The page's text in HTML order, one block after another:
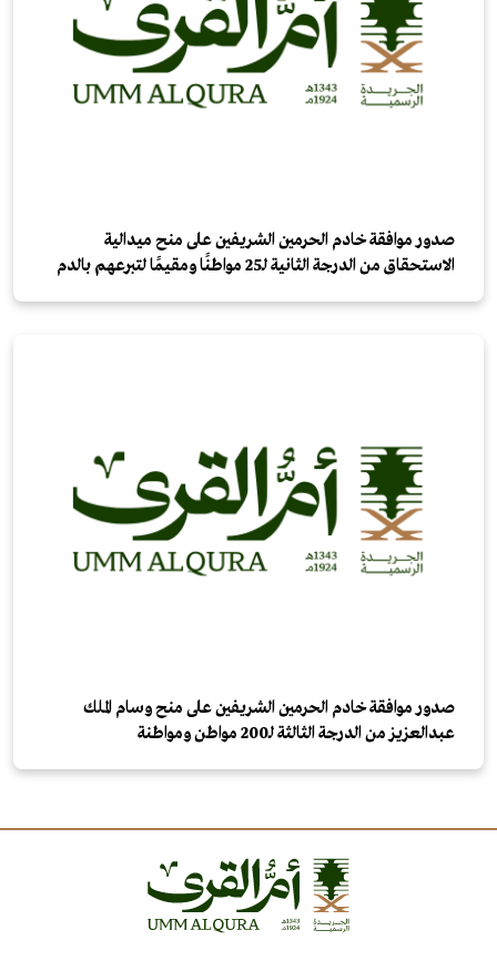
صدور موافقة خادم الحرمين الشريفين على منح ميدالية
الاستحقاق من الدرجة الثانية لـ25 مواطنًا ومقيمًا لتبرعهم بالدم
صدور موافقة خادم الحرمين الشريفين على منح وسام الملك
عبدالعزيز من الدرجة الثالثة لـ200 مواطن ومواطنة